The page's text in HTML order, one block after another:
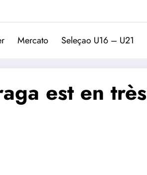
Trivela
L'actualité du
Mercato Seleçao U16 – U21
est en